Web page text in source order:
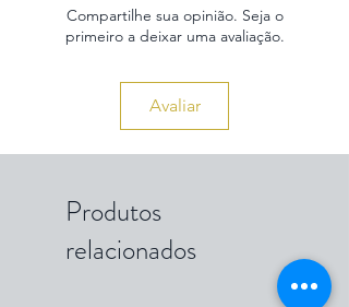
Compartilhe sua opinião. Seja o
primeiro a deixar uma avaliação.
Avaliar
Produtos
relacionados